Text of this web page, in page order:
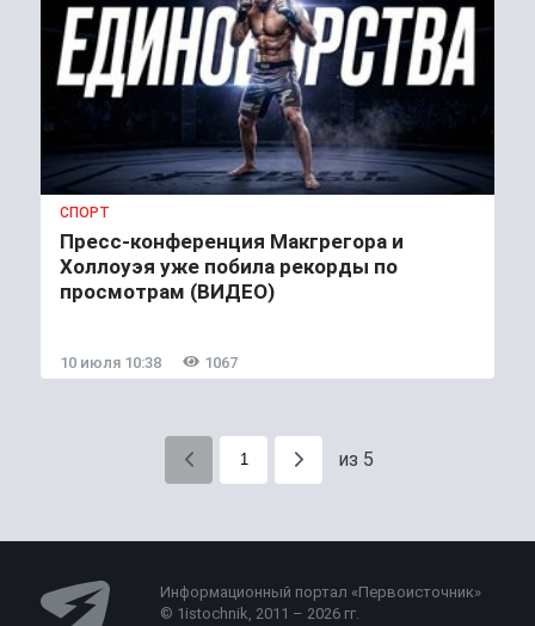
СПОРТ
Пресс-конференция Макгрегора и
Холлоуэя уже побила рекорды по
просмотрам (ВИДЕО)
10 июля 10:38 1067
из 5
Информационный портал «Первоисточник»
© 1istochnik, 2011 – 2026 гг.